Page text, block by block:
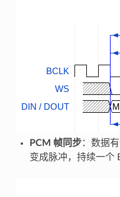
BCLK
WS
DIN / DOUT
PCM 帧同步：数据
变成脉冲，持续一个